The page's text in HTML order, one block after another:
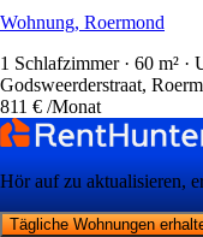
Wohnung, Roermond
1 Schlafzimmer · 60 m² ·
Godsweerderstraat,
811 € /Monat
Hör auf zu aktualisieren,
Tägliche Wohnungen